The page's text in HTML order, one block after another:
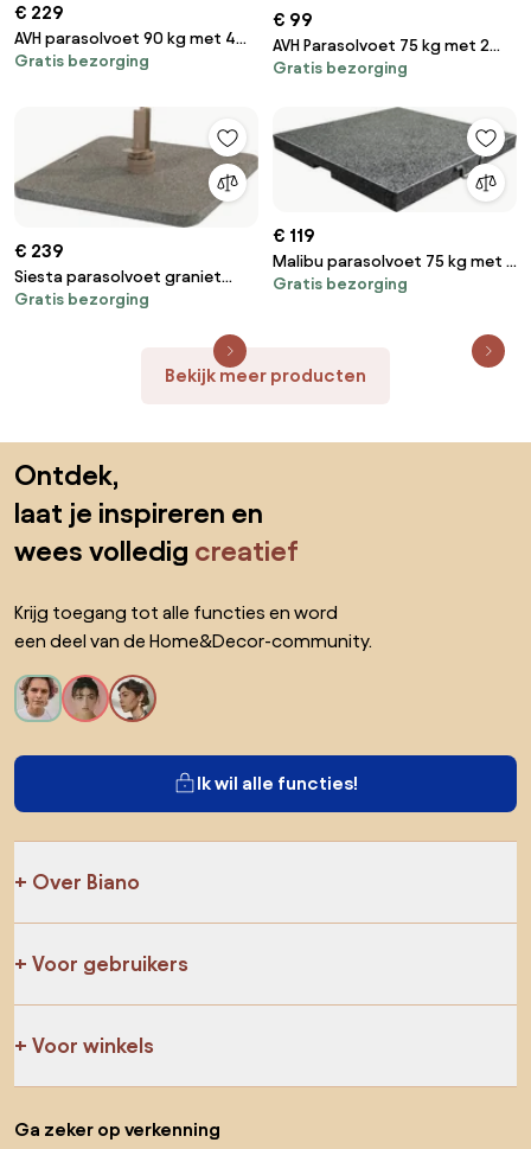
€ 229
AVH parasolvoet 90 kg met 4
wielen donker zwart graniet
Gratis bezorging
€ 99
AVH Parasolvoet 75 kg met 2
wielen en handgreep graniet
Gratis bezorging
€ 239
Siesta parasolvoet graniet
antraciet 90 kg 4 Seasons
Gratis bezorging
€ 119
Malibu parasolvoet 75 kg met 2
wielen en handgreep
Gratis bezorging
Bekijk meer producten
Ontdek,
laat je inspireren en
wees volledig creatief
Krijg toegang tot alle functies en word
een deel van de Home&Decor-community.
Ik wil alle functies!
Over Biano
Voor gebruikers
Voor winkels
Ga zeker op verkenning